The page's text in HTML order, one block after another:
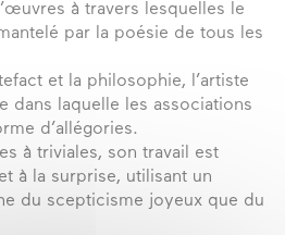
à travers lesquelles le
par la poésie de tous les
et la philosophie, l’artiste
dans laquelle les associations
d’allégories.
à triviales, son travail est
à la surprise, utilisant un
du scepticisme joyeux que du